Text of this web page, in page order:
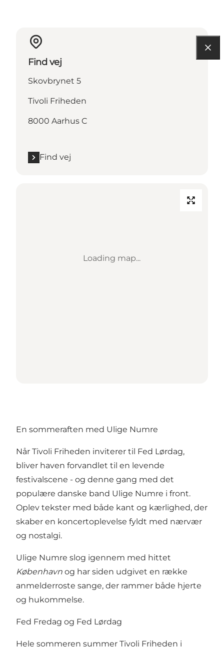
Find vej
Skovbrynet 5
Tivoli Friheden
8000 Aarhus C
Find vej
Loading map...
En sommeraften med Ulige Numre
Når Tivoli Friheden inviterer til Fed Lørdag,
bliver haven forvandlet til en levende
festivalscene - og denne gang med det
populære danske band Ulige Numre i front.
Oplev tekster med både kant og kærlighed, der
skaber en koncertoplevelse fyldt med nærvær
og nostalgi.
Ulige Numre slog igennem med hittet
København og har siden udgivet en række
anmelderroste sange, der rammer både hjerte
og hukommelse.
Fed Fredag og Fed Lørdag
Hele sommeren summer Tivoli Friheden i